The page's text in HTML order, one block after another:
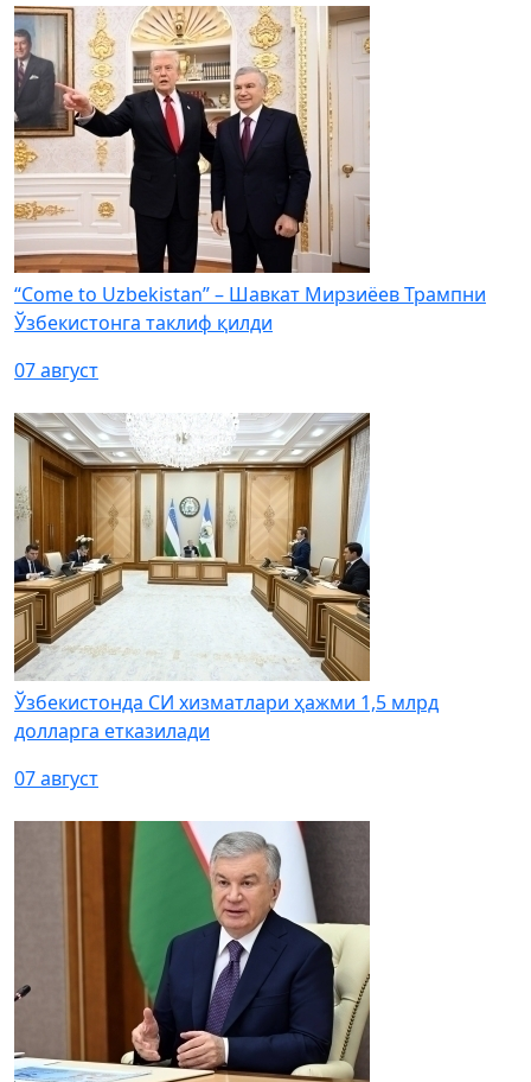
“Come to Uzbekistan” – Шавкат Мирзиёев Трампни
Ўзбекистонга таклиф қилди
07 август
Ўзбекистонда СИ хизматлари ҳажми 1,5 млрд
долларга етказилади
07 август